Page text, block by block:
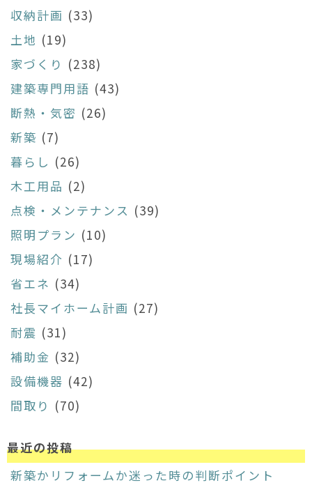
収納計画 (33)
土地 (19)
家づくり (238)
建築専門用語 (43)
断熱・気密 (26)
新築 (7)
暮らし (26)
木工用品 (2)
点検・メンテナンス (39)
照明プラン (10)
現場紹介 (17)
省エネ (34)
社長マイホーム計画 (27)
耐震 (31)
補助金 (32)
設備機器 (42)
間取り (70)
最近の投稿
新築かリフォームか迷った時の判断ポイント